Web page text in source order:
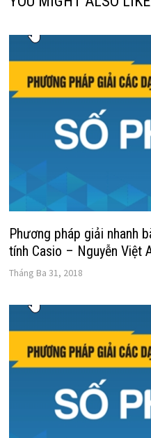
Phương pháp giải nhanh
tính Casio – Nguyễn Việt
Tháng Ba 31, 2018